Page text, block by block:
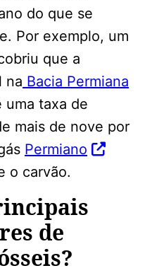
do que se
Por exemplo, um
que a
na Bacia Permiana
uma taxa de
mais de nove por
Permiano
o carvão.
de